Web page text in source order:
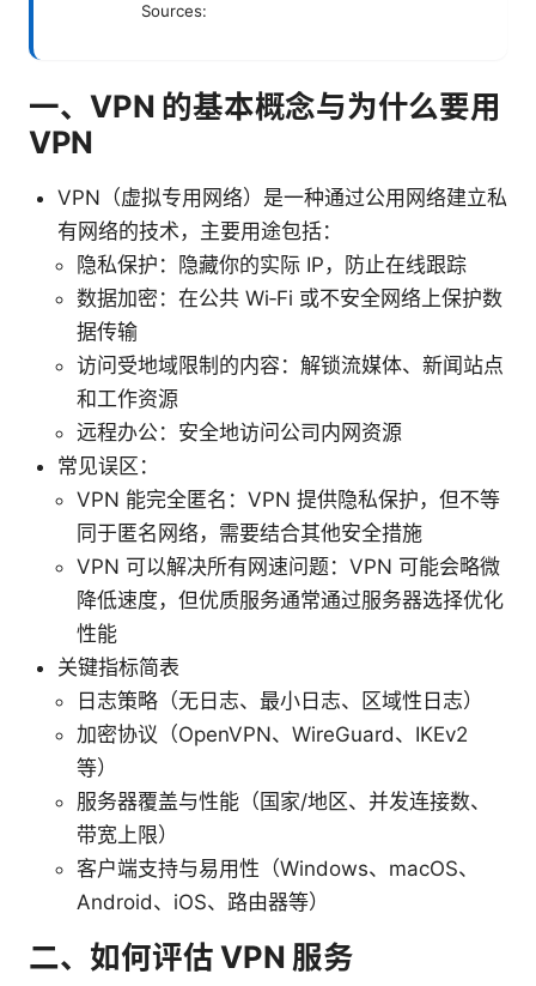
Sources:
一、VPN 的基本概念与为什么要用
VPN
VPN（虚拟专用网络）是一种通过公用网络建立私
有网络的技术，主要用途包括：
隐私保护：隐藏你的实际 IP，防止在线跟踪
数据加密：在公共 Wi‑Fi 或不安全网络上保护数
据传输
访问受地域限制的内容：解锁流媒体、新闻站点
和工作资源
远程办公：安全地访问公司内网资源
常见误区：
VPN 能完全匿名：VPN 提供隐私保护，但不等
同于匿名网络，需要结合其他安全措施
VPN 可以解决所有网速问题：VPN 可能会略微
降低速度，但优质服务通常通过服务器选择优化
性能
关键指标简表
日志策略（无日志、最小日志、区域性日志）
加密协议（OpenVPN、WireGuard、IKEv2
等）
服务器覆盖与性能（国家/地区、并发连接数、
带宽上限）
客户端支持与易用性（Windows、macOS、
Android、iOS、路由器等）
二、如何评估 VPN 服务